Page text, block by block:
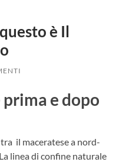
è Il
e dopo
il maceratese a nord-
linea di confine naturale